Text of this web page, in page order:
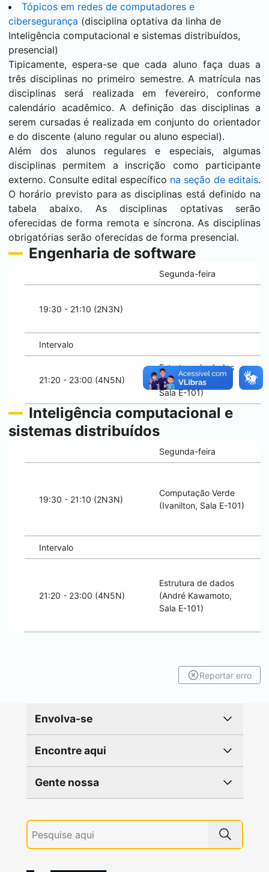
Tópicos em redes de computadores e
cibersegurança (disciplina optativa da linha de
Inteligência computacional e sistemas distribuídos,
presencial)
Tipicamente, espera-se que cada aluno faça duas a
três disciplinas no primeiro semestre. A matrícula nas
disciplinas será realizada em fevereiro, conforme
calendário acadêmico. A definição das disciplinas a
serem cursadas é realizada em conjunto do orientador
e do discente (aluno regular ou aluno especial).
Além dos alunos regulares e especiais, algumas
disciplinas permitem a inscrição como participante
externo. Consulte edital específico na seção de editais.
O horário previsto para as disciplinas está definido na
tabela abaixo. As disciplinas optativas serão
oferecidas de forma remota e síncrona. As disciplinas
obrigatórias serão oferecidas de forma presencial.
Engenharia de software
Segunda-feira
19:30 - 21:10 (2N3N)
Intervalo
21:20 - 23:00 (4N5N)
Estrutura de dados
(André Kawamoto,
Sala E-101)
Inteligência computacional e
sistemas distribuídos
Segunda-feira
19:30 - 21:10 (2N3N)
Computação Verde
(Ivanilton, Sala E-101)
Intervalo
21:20 - 23:00 (4N5N)
Estrutura de dados
(André Kawamoto,
Sala E-101)
Reportar erro
Envolva-se
Encontre aqui
Gente nossa